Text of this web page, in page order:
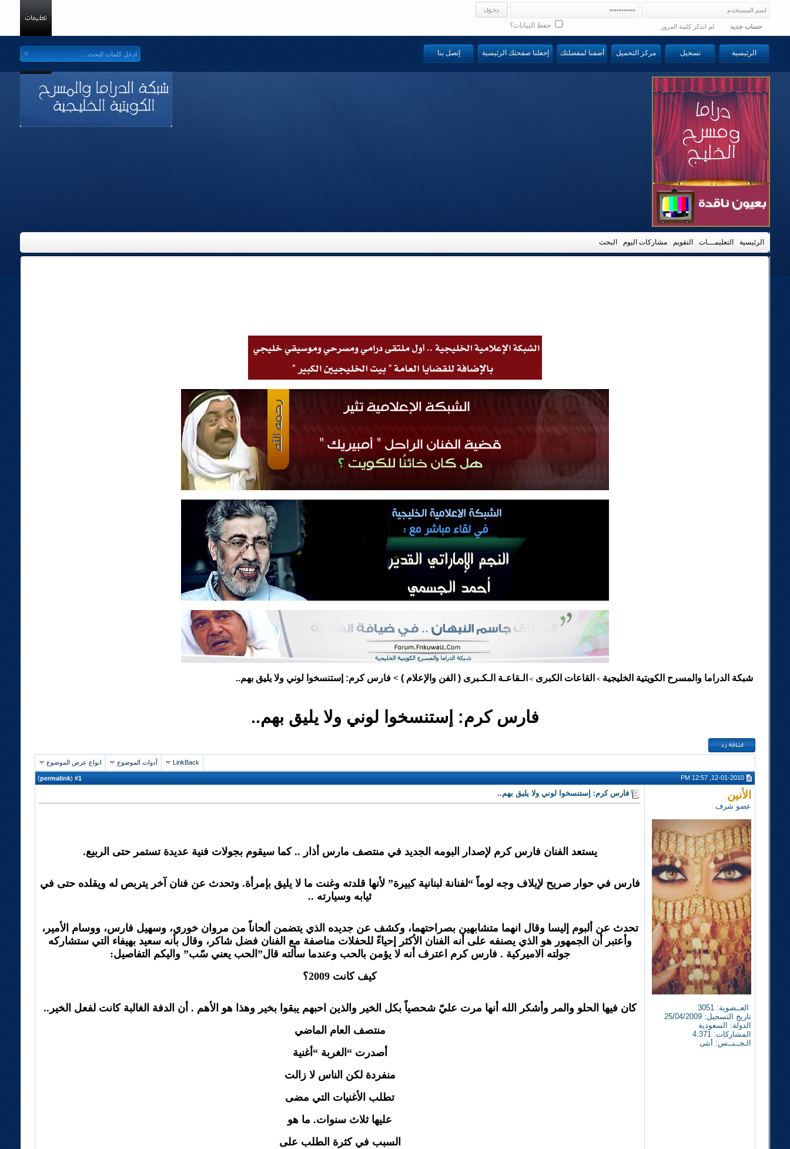
حفظ البيانات؟ حساب جديد لم اتذكر كلمة المرور
الرئيسية تسجيل مركز التحميل أضفنا لمفضلتك إجعلنا صفحتك الرئيسية إتصل بنا
الرئيسية التعليمـــات التقويم مشاركات اليوم البحث
شبكة الدراما والمسرح الكويتية الخليجية > القاعات الكبرى > الـقاعـة الـكـبرى ( الفن والإعلام )> فارس كرم: إستنسخوا لوني ولا يليق بهم..
فارس كرم: إستنسخوا لوني ولا يليق بهم..
LinkBack أدوات الموضوع انواع عرض الموضوع
12-01-2010, 12:57 PM
1
(
permalink
)
الأنين
عضو شرف
العــضوية: 3051
تاريخ التسجيل: 25/04/2009
الدولة: السعودية
المشاركات: 4,371
الـجــنــس: أنثى
فارس كرم: إستنسخوا لوني ولا يليق بهم..
يستعد الفنان فارس كرم لإصدار البومه الجديد في منتصف مارس أذار .. كما سيقوم بجولات فنية عديدة تستمر حتى الربيع.
فارس في حوار صريح لإيلاف وجه لوماً “لفنانة لبنانية كبيرة” لأنها قلدته وغنت ما لا يليق بإمرأة. وتحدث عن فنان آخر يتربص له ويقلده حتى في
ثيابه وسيارته ..
تحدث عن ألبوم إليسا وقال انهما متشابهين بصراحتهما، وكشف عن جديده الذي يتضمن ألحاناً من مروان خوري، وسهيل فارس، ووسام الأمير،
وأعتبر أن الجمهور هو الذي يصنفه على أنه الفنان الأكثر إحياءً للحفلات مناصفة مع الفنان فضل شاكر، وقال بأنه سعيد بهيفاء التي ستشاركه
جولته الاميركية . فارس كرم اعترف أنه لا يؤمن بالحب وعندما سألته قال”الحب يعني سّب” واليكم التفاصيل:
كيف كانت 2009؟
كان فيها الحلو والمر وأشكر الله أنها مرت عليّ شحصياً بكل الخير والذين احبهم يبقوا بخير وهذا هو الأهم . أن الدفة الغالبة كانت لفعل الخير..
منتصف العام الماضي
أصدرت “الغربة “أغنية
منفردة لكن الناس لا زالت
تطلب الأغنيات التي مضى
عليها ثلاث سنوات. ما هو
السبب في كثرة الطلب على